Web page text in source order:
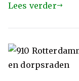
Lees verder